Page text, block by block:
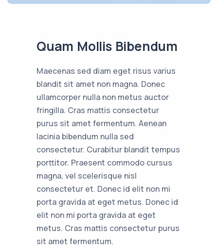
Quam Mollis Bibendum
Maecenas sed diam eget risus varius
blandit sit amet non magna. Donec
ullamcorper nulla non metus auctor
fringilla. Cras mattis consectetur
purus sit amet fermentum. Aenean
lacinia bibendum nulla sed
consectetur. Curabitur blandit tempus
porttitor. Praesent commodo cursus
magna, vel scelerisque nisl
consectetur et. Donec id elit non mi
porta gravida at eget metus. Donec id
elit non mi porta gravida at eget
metus. Cras mattis consectetur purus
sit amet fermentum.